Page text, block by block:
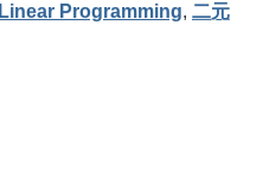
Linear Programming, 二元